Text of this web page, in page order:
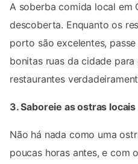
A soberba comida local em
descoberta. Enquanto os
porto são excelentes,
bonitas ruas da cidade
restaurantes
3. Saboreie as ostras locais
Não há nada como uma
poucas horas antes, e com